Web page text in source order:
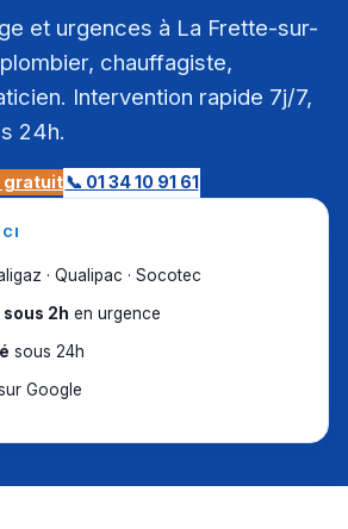
et urgences à La Frette-sur-
chauffagiste,
Intervention rapide 7j/7,
24h.
gratuit📞 01 34 10 91 61
· Qualipac · Socotec
2h en urgence
sous 24h
Google